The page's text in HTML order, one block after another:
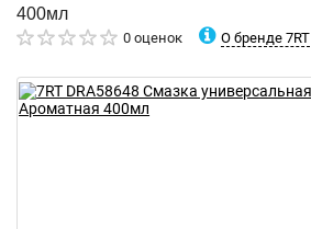
400мл
0 оценок О бренде 7RT